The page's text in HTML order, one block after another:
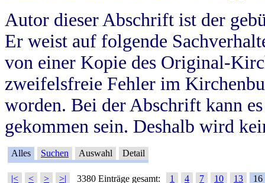
Autor dieser Abschrift ist der
Er weist auf folgende
von einer Kopie des Original-
zweifelsfreie Fehler im
worden. Bei der Abschrift kann
gekommen sein. Deshalb wird
Alles Suchen Auswahl Detail
|< < > >| 3380 Einträge gesamt: 1 4 7 10 13
16